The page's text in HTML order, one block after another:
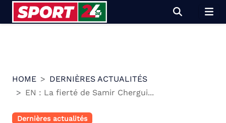
HOME
DERNIÈRES ACTUALITÉS
EN : La fierté de Samir Chergui...
Dernières actualités